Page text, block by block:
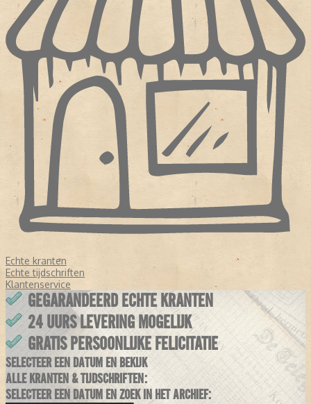
Echte kranten
Echte tijdschriften
Klantenservice
GEGARANDEERD ECHTE KRANTEN
24 UURS LEVERING MOGELIJK
GRATIS PERSOONLIJKE FELICITATIE
SELECTEER EEN DATUM EN BEKIJK
ALLE KRANTEN & TIJDSCHRIFTEN:
SELECTEER EEN DATUM EN ZOEK IN HET ARCHIEF: